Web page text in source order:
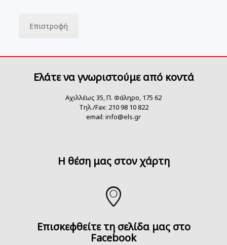
Επιστροφή
Ελάτε να γνωριστούμε από κοντά
Αχιλλέως 35, Π. Φάληρο, 175 62
Τηλ./Fax: 210 98 10 822
email: info@els.gr
H θέση μας στον χάρτη
Επισκεφθείτε τη σελίδα μας στο
Facebook